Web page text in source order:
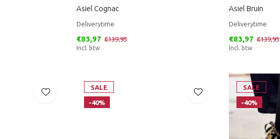
Asiel Cognac
Deliverytime
€83,97 €139,95
Incl. btw
Asiel Bruin
Deliverytime
€83,97 €139,95
Incl. btw
SALE
-40%
SALE
-40%